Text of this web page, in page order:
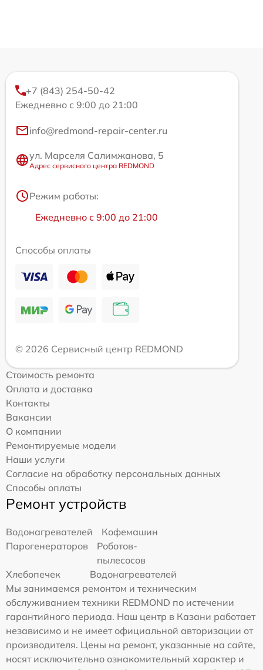
+7 (843) 254-50-42
Ежедневно с 9:00 до 21:00
info@redmond-repair-center.ru
ул. Марселя Салимжанова, 5
Адрес сервисного центра REDMOND
Режим работы:
Ежедневно с 9:00 до 21:00
Способы оплаты
© 2026 Сервисный центр REDMOND
Стоимость ремонта
Оплата и доставка
Контакты
Вакансии
О компании
Ремонтируемые модели
Наши услуги
Согласие на обработку персональных данных
Способы оплаты
Ремонт устройств
Водонагревателей
Кофемашин
Парогенераторов
Роботов-
пылесосов
Хлебопечек
Водонагревателей
Мы занимаемся ремонтом и техническим
обслуживанием техники REDMOND по истечении
гарантийного периода. Наш центр в Казани работает
независимо и не имеет официальной авторизации от
производителя. Цены на ремонт, указанные на сайте,
носят исключительно ознакомительный характер и